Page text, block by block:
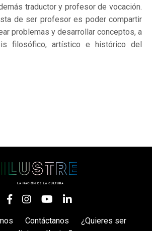
traductor y profesor de vocación.
de ser profesor es poder compartir
problemas y desarrollar conceptos, a
filosófico, artístico e histórico del
Contáctanos
¿Quieres ser